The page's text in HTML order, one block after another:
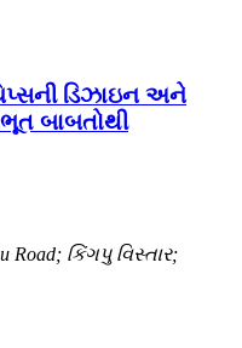
ડિઝાઇન અને
બાબતોથી
Road; કિંગપુ વિસ્તાર;